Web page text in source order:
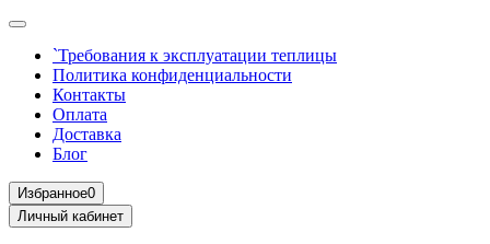
`Требования к эксплуатации теплицы
Политика конфиденциальности
Контакты
Оплата
Доставка
Блог
Избранное0
Личный кабинет